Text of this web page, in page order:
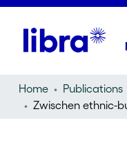
Home Publications